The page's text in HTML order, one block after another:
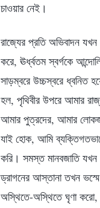
চাওয়ার নেই।
রাজ্যের প্রতি অভিবাদন
করে, ঊর্ধ্বতম স্বর্গকে
সাড়ম্বরে উচ্চস্বরে ধ্বনিত
হল, পৃথিবীর উপরে আমার
আমার পুত্রদের, আমার
যাই হোক, আমি
করি। সমস্ত মানবজাতি যখন
ড্রাগনের আস্তানা তখন
অস্থিতে-অস্থিতে ঘৃণা করো,